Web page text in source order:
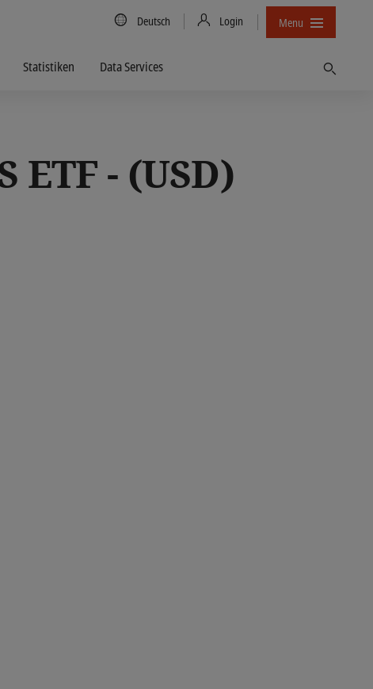
Country/Language
Deutsch Login Menu
Statistiken Data Services
ETF - (USD)